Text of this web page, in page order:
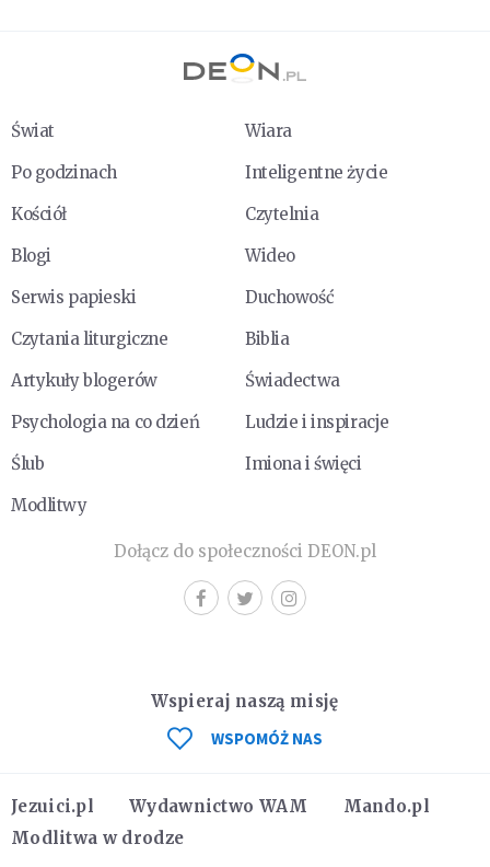
Świat
Wiara
Po godzinach
Inteligentne życie
Kościół
Czytelnia
Blogi
Wideo
Serwis papieski
Duchowość
Czytania liturgiczne
Biblia
Artykuły blogerów
Świadectwa
Psychologia na co dzień
Ludzie i inspiracje
Ślub
Imiona i święci
Modlitwy
Dołącz do społeczności DEON.pl
Jezuici.pl Wydawnictwo WAM
Mando.pl
Modlitwa w drodze
Wspieraj naszą misję
WSPOMÓŻ NAS